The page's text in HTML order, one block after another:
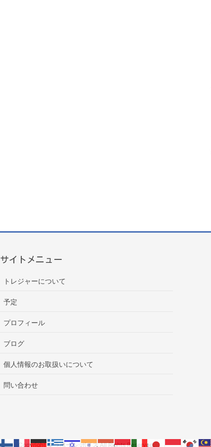
サイトメニュー
トレジャーについて
予定
プロフィール
ブログ
個人情報のお取扱いについて
問い合わせ
Copyright © ラポール･ボイス All Rights Reserved.